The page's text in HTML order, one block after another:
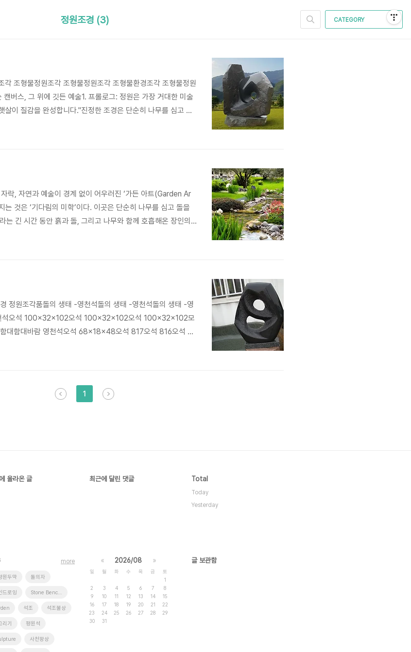
CATEGORY
정원조경 (3)
각 조형물정원조각 조형물정원조각 조형물환경조각 조형물정원
버스, 그 위에 깃든 예술1. 프롤로그: 정원은 가장 거대한 미술
이 질감을 완성합니다."진정한 조경은 단순히 나무를 심고 돌
는 캔버스 위에 공간을 기획하고 미학을 채우는 종합 예술입
락, 자연과 예술이 경계 없이 어우러진 ‘가든 아트(Garden Ar
것은 ‘기다림의 미학’이다. 이곳은 단순히 나무를 심고 돌을
는 긴 시간 동안 흙과 돌, 그리고 나무와 함께 호흡해온 장인의
로를 정의하는 ‘공간 예술가’이자 ‘생태 파수꾼’이라는 표현은
정원조각품돌의 생태 -영천석돌의 생태 -영천석돌의 생태 -영
석오석 100x32x102오석 100x32x102오석 100x32x102모
대함대바람 영천석오석 68x18x48오석 817오석 816오석 37
석 819오석 68x24x90오석 67x22x90오석 110x44x86오
1
올라온 글 최근에 달린 댓글 Total
Today
Yesterday
원두막 돌의자
드로잉 Stone Benches
석조 석조불상
리기 평원석
사천왕상
more « 2026/08 »
일 월 화 수 목 금
토
1
2
3 4 5 6 7
8
9
10 11 12 13 14
15
16
17 18 19 20 21
22
23
24 25 26 27 28
29
30
31
글 보관함